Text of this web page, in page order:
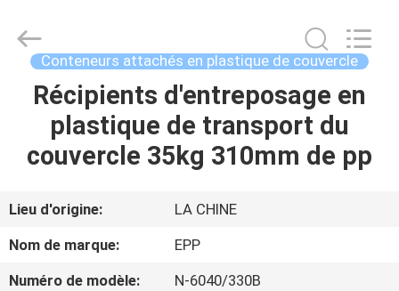
ACCUEIL
PRODUITS
A
PROPOS
DE
Copyright
Co.,Ltd..
Conteneurs attachés en plastique de couvercle
Récipients d'entreposage en
plastique de transport du
couvercle 35kg 310mm de pp
Lieu d'origine:
LA CHINE
Nom de marque:
EPP
Numéro de modèle:
N-6040/330B